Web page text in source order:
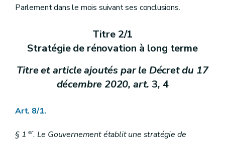
Parlement dans le mois suivant ses conclusions.
Titre 2/1
Stratégie de rénovation à long terme
Titre et article ajoutés par le Décret du 17
décembre 2020, art. 3, 4
Art. 8/1.
§ 1er. Le Gouvernement établit une stratégie de